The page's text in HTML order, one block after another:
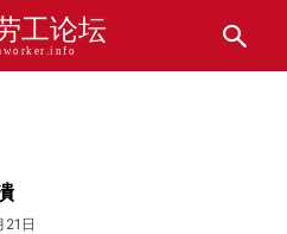
工论坛
日